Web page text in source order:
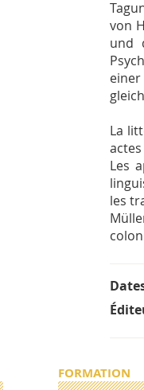
von
und
La
Les
les
FORMATION